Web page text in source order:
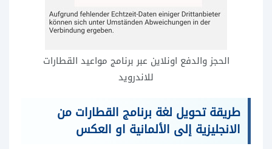
الحجز والدفع اونلاين عبر برنامج مواعيد القطارات
للاندرويد
طريقة تحويل لغة برنامج القطارات من
الانجليزية إلى الألمانية او العكس